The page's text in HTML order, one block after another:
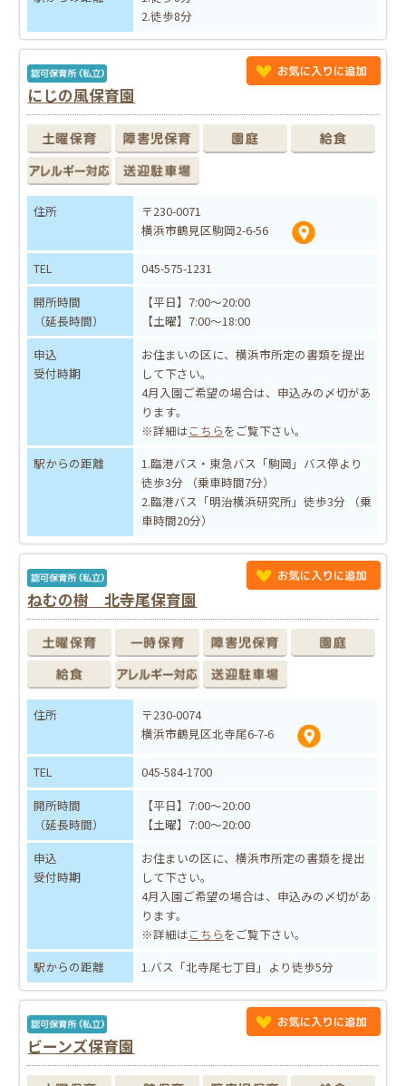
2.徒歩8分
にじの風保育園
住所
〒230-0071
横浜市鶴見区駒岡2-6-56
TEL
045-575-1231
開所時間
（延長時間）
【平日】7:00～20:00
【土曜】7:00～18:00
申込
受付時期
お住まいの区に、横浜市所定の書類を提出
して下さい。
4月入園ご希望の場合は、申込みの〆切があ
ります。
※詳細はこちらをご覧下さい。
駅からの距離
1.臨港バス・東急バス「駒岡」バス停より
徒歩3分 （乗車時間7分）
2.臨港バス「明治横浜研究所」徒歩3分 （乗
車時間20分）
ねむの樹 北寺尾保育園
住所
〒230-0074
横浜市鶴見区北寺尾6-7-6
TEL
045-584-1700
開所時間
（延長時間）
【平日】7:00～20:00
【土曜】7:00～20:00
申込
受付時期
お住まいの区に、横浜市所定の書類を提出
して下さい。
4月入園ご希望の場合は、申込みの〆切があ
ります。
※詳細はこちらをご覧下さい。
駅からの距離
1.バス「北寺尾七丁目」より徒歩5分
ビーンズ保育園